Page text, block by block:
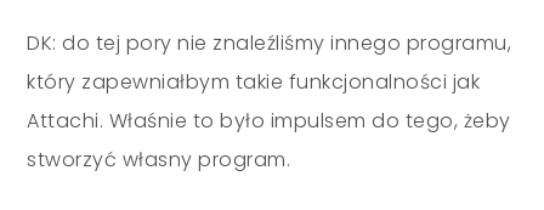
DK: do tej pory nie znaleźliśmy innego programu,
który zapewniałbym takie funkcjonalności jak
Attachi. Właśnie to było impulsem do tego, żeby
stworzyć własny program.